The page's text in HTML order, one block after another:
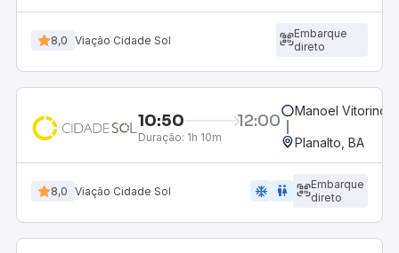
8,0 Viação Cidade Sol
Embarque
direto
10:50 12:00
Duração: 1h 10m
Manoel Vitorino,
Planalto, BA
8,0 Viação Cidade Sol ac_unit wc
Embarque
direto